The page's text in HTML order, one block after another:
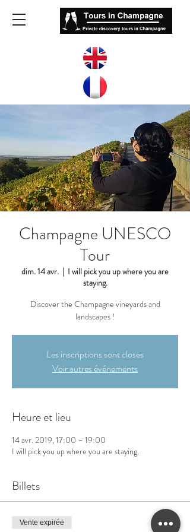
Champagne UNESCO
Tour
dim. 14 avr.
  |
I will pick you up where you are
staying.
Discover the Champagne vineyards and
landscapes !
Les inscriptions sont closes
Voir autres événements
Heure et lieu
14 avr. 2019, 17:00 – 19:00
I will pick you up where you are staying.
Billets
Vente expirée